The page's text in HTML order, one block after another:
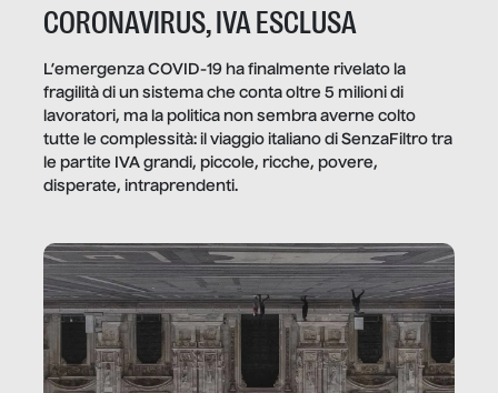
CORONAVIRUS, IVA ESCLUSA
L’emergenza COVID-19 ha finalmente rivelato la
fragilità di un sistema che conta oltre 5 milioni di
lavoratori, ma la politica non sembra averne colto
tutte le complessità: il viaggio italiano di SenzaFiltro tra
le partite IVA grandi, piccole, ricche, povere,
disperate, intraprendenti.